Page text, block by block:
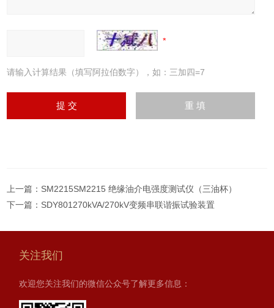
请输入计算结果（填写阿拉伯数字），如：三加四=7
上一篇： SM2215SM2215 绝缘油介电强度测试仪（三油杯）
下一篇： SDY801270kVA/270kV变频串联谐振试验装置
关注我们
欢迎您关注我们的微信公众号了解更多信息：